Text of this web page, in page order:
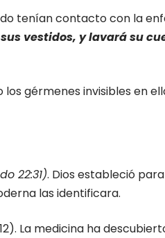
tenían contacto con la
vestidos, y lavará su
gérmenes invisibles en
22:31). Dios estableció
las identificara.
La medicina ha